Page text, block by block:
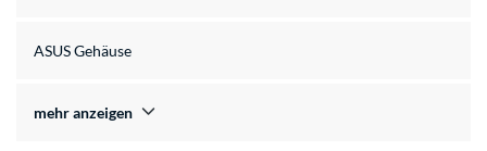
ASUS Gehäuse
mehr anzeigen